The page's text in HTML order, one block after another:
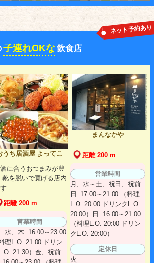
子連れOKな飲食店
ネット予約あり
うち居酒屋 よってこ
に合うおつまみが豊
靴を脱いで寛げる店内
距離 200 m
営業時間
水、木: 16:00～23:00
料理L.O. 21:00 ドリン
21:30）金、祝前
まんなかや
距離 200 m
営業時間
月、水～土、祝日、祝前
日: 17:00～21:00 （料理
L.O. 20:00 ドリンクL.O.
20:00）日: 16:00～21:00
（料理L.O. 20:00 ドリン
クL.O. 20:00）
定休日
火